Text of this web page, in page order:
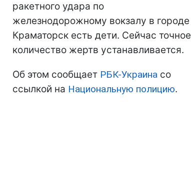
ракетного удара по
железнодорожному вокзалу в городе
Краматорск есть дети. Сейчас точное
количество жертв устанавливается.
Об этом сообщает РБК-Украина со
ссылкой на Национальную полицию.